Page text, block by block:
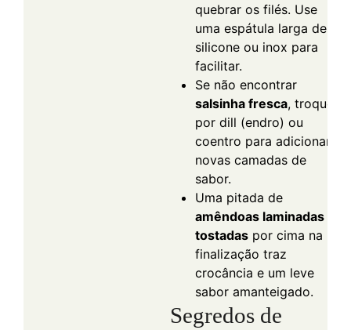
quebrar os filés. Use
uma espátula larga de
silicone ou inox para
facilitar.
Se não encontrar
salsinha fresca, troque
por dill (endro) ou
coentro para adicionar
novas camadas de
sabor.
Uma pitada de
amêndoas laminadas
tostadas por cima na
finalização traz
crocância e um leve
sabor amanteigado.
Segredos de